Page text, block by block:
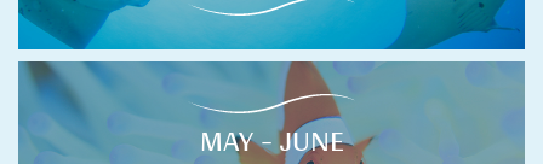
MAY - JUNE